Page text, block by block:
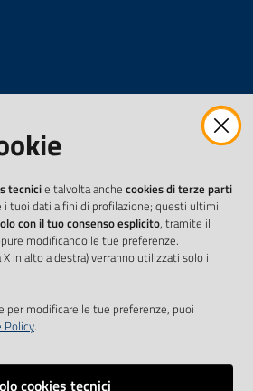
tecnicie talvolta anche cookies di terze parti
tuoi dati a fini di profilazione; questi ultimi
con il tuo consenso esplicito, tramite il
modificando le tue preferenze.
in alto a destra) verranno utilizzati solo i
per modificare le tue preferenze, puoi
Policy.
cookies tecnici